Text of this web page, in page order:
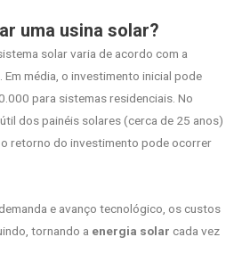
uma usina solar?
solar varia de acordo com a
média, o investimento inicial pode
para sistemas residenciais. No
dos painéis solares (cerca de 25 anos)
o retorno do investimento pode ocorrer
e avanço tecnológico, os custos
tornando a energia solar cada vez